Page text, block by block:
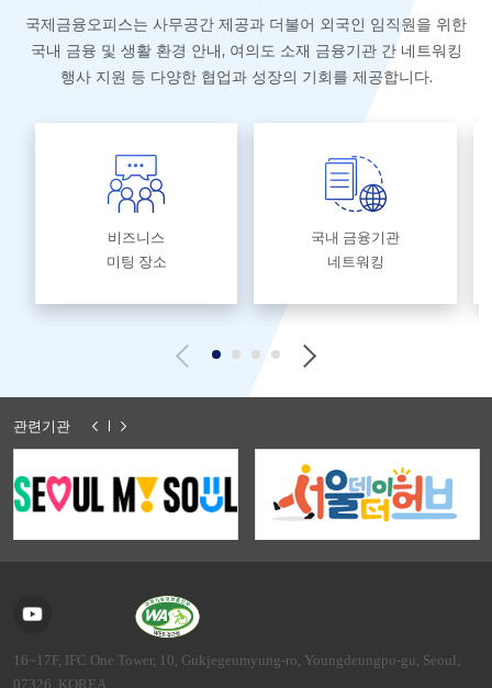
국제금융오피스는 사무공간 제공과 더불어 외국인 임직원을 위한
국내 금융 및 생활 환경 안내, 여의도 소재 금융기관 간 네트워킹
행사 지원 등 다양한 협업과 성장의 기회를 제공합니다.
비즈니스
미팅 장소
국내 금융기관
네트워킹
관련기관
16~17F, IFC One Tower, 10, Gukjegeumyung-ro, Youngdeungpo-gu, Seoul,
07326, KOREA